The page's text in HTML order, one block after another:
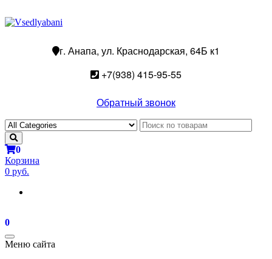
г. Анапа, ул. Краснодарская, 64Б к1
+7(938) 415-95-55
Обратный звонок
0
Корзина
0 руб.
0
Toggle
navigation
Меню сайта